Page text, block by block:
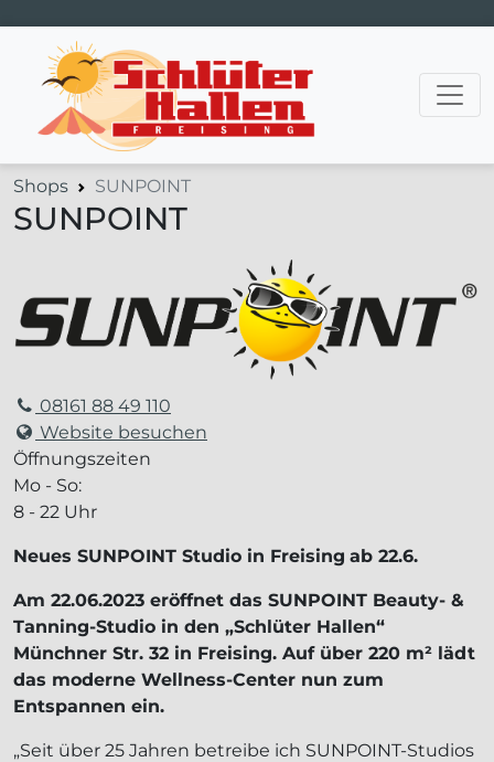
Hauptnavigation
Shops SUNPOINT
SUNPOINT
08161 88 49 110
Website besuchen
Öffnungszeiten
Mo - So:
8 - 22 Uhr
Neues SUNPOINT Studio in Freising ab 22.6.
Am 22.06.2023 eröffnet das SUNPOINT Beauty- &
Tanning-Studio in den „Schlüter Hallen“
Münchner Str. 32 in Freising. Auf über 220 m² lädt
das moderne Wellness-Center nun zum
Entspannen ein.
„Seit über 25 Jahren betreibe ich SUNPOINT-Studios